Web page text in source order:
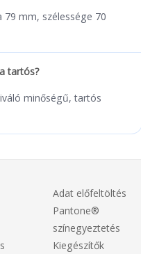
79 mm, szélessége 70
tartós?
minőségű, tartós
Adat előfeltöltés
Pantone®
színegyeztetés
Kiegészítők